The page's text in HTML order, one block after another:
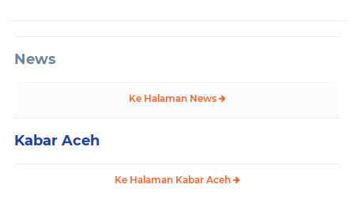
News
Ke Halaman News
Kabar Aceh
Ke Halaman Kabar Aceh